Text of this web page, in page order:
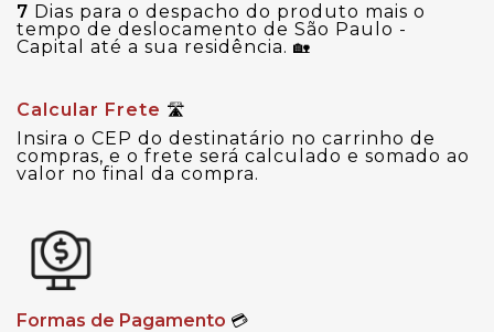
7 Dias para o despacho do produto mais o
tempo de deslocamento de São Paulo -
Capital até a sua residência. 🏡
Calcular Frete 🛣
Insira o CEP do destinatário no carrinho de
compras, e o frete será calculado e somado ao
valor no final da compra.
Formas de Pagamento 💳